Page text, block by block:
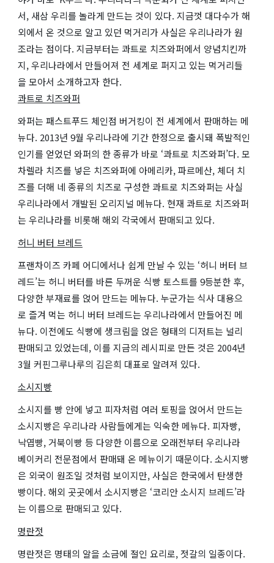
서, 새삼 우리를 놀라게 만드는 것이 있다. 지금껏 대다수가 해
외에서 온 것으로 알고 있던 먹거리가 사실은 우리나라가 원
조라는 점이다. 지금부터는 콰트로 치즈와퍼에서 양념치킨까
지, 우리나라에서 만들어져 전 세계로 퍼지고 있는 먹거리들
을 모아서 소개하고자 한다.
콰트로 치즈와퍼
와퍼는 패스트푸드 체인점 버거킹이 전 세계에서 판매하는 메
뉴다. 2013년 9월 우리나라에 기간 한정으로 출시돼 폭발적인
인기를 얻었던 와퍼의 한 종류가 바로 ‘콰트로 치즈와퍼’다. 모
차렐라 치즈를 넣은 치즈와퍼에 아메리카, 파르메산, 체더 치
즈를 더해 네 종류의 치즈로 구성한 콰트로 치즈와퍼는 사실
우리나라에서 개발된 오리지널 메뉴다. 현재 콰트로 치즈와퍼
는 우리나라를 비롯해 해외 각국에서 판매되고 있다.
허니 버터 브레드
프랜차이즈 카페 어디에서나 쉽게 만날 수 있는 ‘허니 버터 브
레드’는 허니 버터를 바른 두꺼운 식빵 토스트를 9등분한 후,
다양한 부재료를 얹어 만드는 메뉴다. 누군가는 식사 대용으
로 즐겨 먹는 허니 버터 브레드는 우리나라에서 만들어진 메
뉴다. 이전에도 식빵에 생크림을 얹은 형태의 디저트는 널리
판매되고 있었는데, 이를 지금의 레시피로 만든 것은 2004년
3월 커핀그루나루의 김은희 대표로 알려져 있다.
소시지빵
소시지를 빵 안에 넣고 피자처럼 여러 토핑을 얹어서 만드는
소시지빵은 우리나라 사람들에게는 익숙한 메뉴다. 피자빵,
낙엽빵, 거북이빵 등 다양한 이름으로 오래전부터 우리나라
베이커리 전문점에서 판매돼 온 메뉴이기 때문이다. 소시지빵
은 외국이 원조일 것처럼 보이지만, 사실은 한국에서 탄생한
빵이다. 해외 곳곳에서 소시지빵은 ‘코리안 소시지 브레드’라
는 이름으로 판매되고 있다.
명란젓
명란젓은 명태의 알을 소금에 절인 요리로, 젓갈의 일종이다.